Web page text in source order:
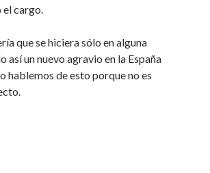
el cargo.
que se hiciera sólo en alguna
así un nuevo agravio en la España
hablemos de esto porque no es